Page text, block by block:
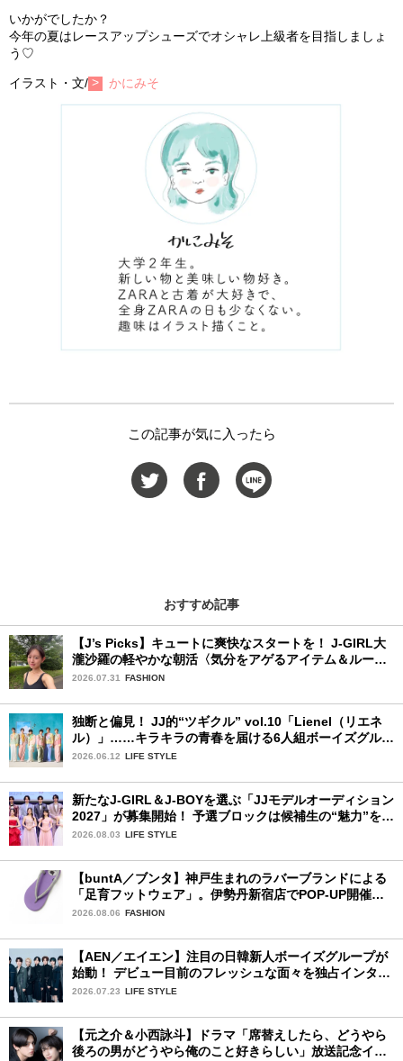
いかがでしたか？
今年の夏はレースアップシューズでオシャレ上級者を目指しましょ
う♡
イラスト・文/ かにみそ
この記事が気に入ったら
おすすめ記事
【J’s Picks】キュートに爽快なスタートを！ J-GIRL大
瀧沙羅の軽やかな朝活〈気分をアゲるアイテム＆ルーテ
ィーン〉
2026.07.31 FASHION
独断と偏見！ JJ的“ツギクル” vol.10「Lienel（リエネ
ル）」……キラキラの青春を届ける6人組ボーイズグルー
プ
2026.06.12 LIFE STYLE
新たなJ-GIRL＆J-BOYを選ぶ「JJモデルオーディション
2027」が募集開始！ 予選ブロックは候補生の“魅力”を重
視した「新システム」に変わります
2026.08.03 LIFE STYLE
【buntA／ブンタ】神戸生まれのラバーブランドによる
「足育フットウェア」。伊勢丹新宿店でPOP-UP開催
中！
2026.08.06 FASHION
【AEN／エイエン】注目の日韓新人ボーイズグループが
始動！ デビュー目前のフレッシュな面々を独占インタビ
ュー。7人の魅力に迫ります♪
2026.07.23 LIFE STYLE
【元之介＆小西詠斗】ドラマ「席替えしたら、どうやら
後ろの男がどうやら俺のこと好きらしい」放送記念イン